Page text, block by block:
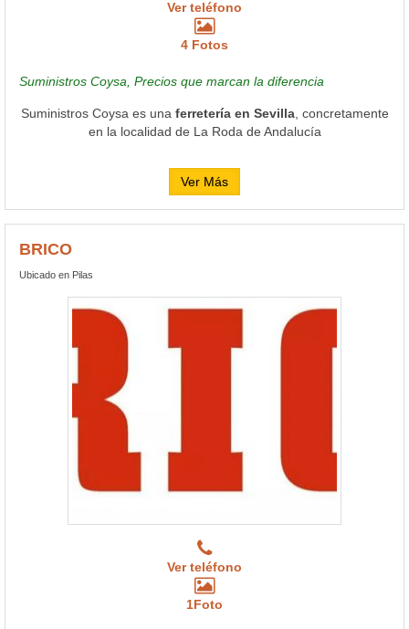
Ver teléfono
4 Fotos
Suministros Coysa, Precios que marcan la diferencia
Suministros Coysa es una ferretería en Sevilla, concretamente
en la localidad de La Roda de Andalucía
Ver Más
BRICO
Ubicado en Pilas
Ver teléfono
1Foto